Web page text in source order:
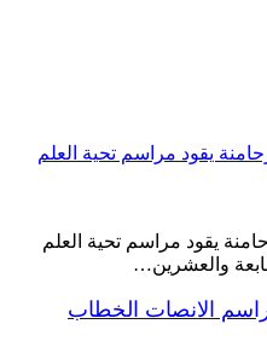
يقود مراسم تحية العلم
يقود مراسم تحية العلم
والعشرين…
الانصات الخطاب